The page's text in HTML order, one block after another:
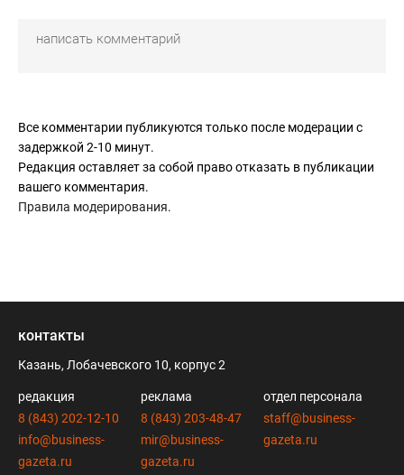
Все комментарии публикуются только после модерации с
задержкой 2-10 минут.
Редакция оставляет за собой право отказать в публикации
вашего комментария.
Правила модерирования.
контакты
Казань, Лобачевского 10, корпус 2
редакция
8 (843) 202-12-10
info@business-
gazeta.ru
реклама
8 (843) 203-48-47
mir@business-
gazeta.ru
отдел персонала
staff@business-
gazeta.ru